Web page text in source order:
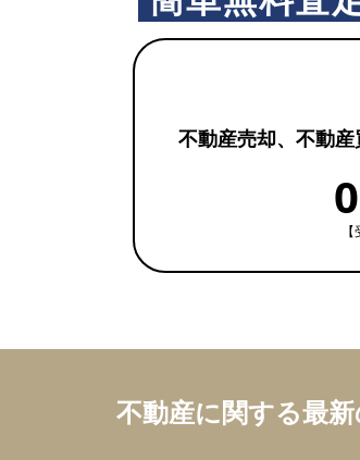
不動産売却、不動
不動産に関する最